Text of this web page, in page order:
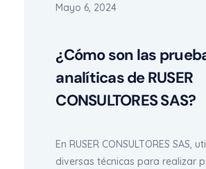
Mayo 6, 2024
¿Cómo son las
analíticas de RUSER
CONSULTORES SAS?
En RUSER CONSULTORES SAS,
diversas técnicas para realizar